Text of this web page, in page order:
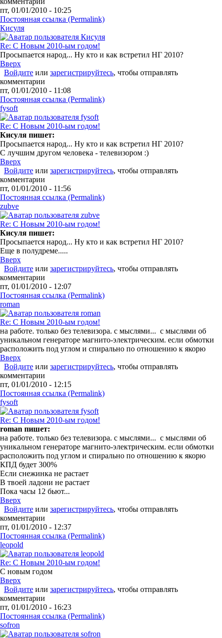
пт, 01/01/2010 - 10:25
Постоянная ссылка (Permalink)
Кисуля
Re: С Новым 2010-ым годом!
Просыпается народ... Ну кто и как встретил НГ 2010?
Вверх
Войдите или зарегистрируйтесь, чтобы отправлять
комментарии
пт, 01/01/2010 - 11:08
Постоянная ссылка (Permalink)
fysoft
Re: С Новым 2010-ым годом!
Кисуля пишет:
Просыпается народ... Ну кто и как встретил НГ 2010?
С лучшим другом человека - телевизором :)
Вверх
Войдите или зарегистрируйтесь, чтобы отправлять
комментарии
пт, 01/01/2010 - 11:56
Постоянная ссылка (Permalink)
zubve
Re: С Новым 2010-ым годом!
Кисуля пишет:
Просыпается народ... Ну кто и как встретил НГ 2010?
Еще в полудреме.....
Вверх
Войдите или зарегистрируйтесь, чтобы отправлять
комментарии
пт, 01/01/2010 - 12:07
Постоянная ссылка (Permalink)
roman
Re: С Новым 2010-ым годом!
на работе. только без телевизора. с мыслями... с мыслями об
уникальном генераторе магнито-электрическим. если обмотки
расположить под углом и спирально по отношению к якорю
Вверх
Войдите или зарегистрируйтесь, чтобы отправлять
комментарии
пт, 01/01/2010 - 12:15
Постоянная ссылка (Permalink)
fysoft
Re: С Новым 2010-ым годом!
roman пишет:
на работе. только без телевизора. с мыслями... с мыслями об
уникальном генераторе магнито-электрическим. если обмотки
расположить под углом и спирально по отношению к якорю
КПД будет 300%
Если снежинка не растает
В твоей ладони не растает
Пока часы 12 бьют...
Вверх
Войдите или зарегистрируйтесь, чтобы отправлять
комментарии
пт, 01/01/2010 - 12:37
Постоянная ссылка (Permalink)
leopold
Re: С Новым 2010-ым годом!
С новым годом
Вверх
Войдите или зарегистрируйтесь, чтобы отправлять
комментарии
пт, 01/01/2010 - 16:23
Постоянная ссылка (Permalink)
sofron